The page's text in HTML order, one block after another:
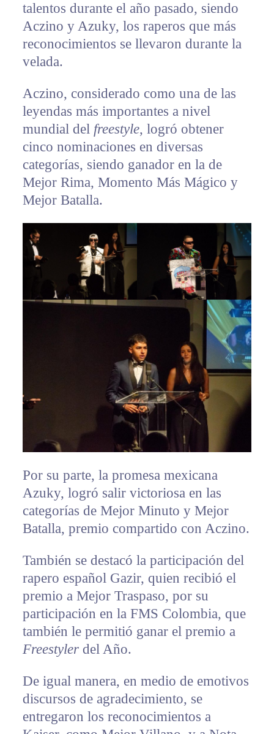
talentos durante el año pasado, siendo
Aczino y Azuky, los raperos que más
reconocimientos se llevaron durante la
velada.
Aczino, considerado como una de las
leyendas más importantes a nivel
mundial del freestyle, logró obtener
cinco nominaciones en diversas
categorías, siendo ganador en la de
Mejor Rima, Momento Más Mágico y
Mejor Batalla.
Por su parte, la promesa mexicana
Azuky, logró salir victoriosa en las
categorías de Mejor Minuto y Mejor
Batalla, premio compartido con Aczino.
También se destacó la participación del
rapero español Gazir, quien recibió el
premio a Mejor Traspaso, por su
participación en la FMS Colombia, que
también le permitió ganar el premio a
Freestylerdel Año.
De igual manera, en medio de emotivos
discursos de agradecimiento, se
entregaron los reconocimientos a